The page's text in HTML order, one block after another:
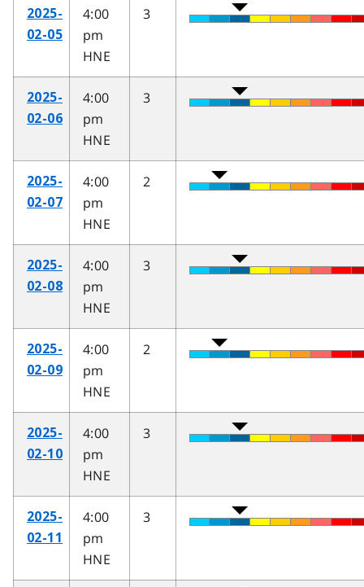
2025-
02-05
4:00
pm
HNE
3
2025-
02-06
4:00
pm
HNE
3
2025-
02-07
4:00
pm
HNE
2
2025-
02-08
4:00
pm
HNE
3
2025-
02-09
4:00
pm
HNE
2
2025-
02-10
4:00
pm
HNE
3
2025-
02-11
4:00
pm
HNE
3